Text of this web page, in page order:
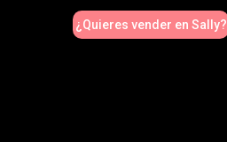
¿Quieres vender en Sally?